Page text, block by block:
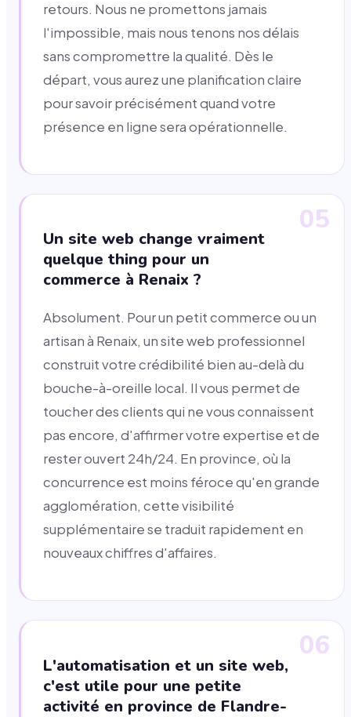
retours. Nous ne promettons jamais
l'impossible, mais nous tenons nos délais
sans compromettre la qualité. Dès le
départ, vous aurez une planification claire
pour savoir précisément quand votre
présence en ligne sera opérationnelle.
05
Un site web change vraiment
quelque thing pour un
commerce à Renaix ?
Absolument. Pour un petit commerce ou un
artisan à Renaix, un site web professionnel
construit votre crédibilité bien au-delà du
bouche-à-oreille local. Il vous permet de
toucher des clients qui ne vous connaissent
pas encore, d'affirmer votre expertise et de
rester ouvert 24h/24. En province, où la
concurrence est moins féroce qu'en grande
agglomération, cette visibilité
supplémentaire se traduit rapidement en
nouveaux chiffres d'affaires.
06
L'automatisation et un site web,
c'est utile pour une petite
activité en province de Flandre-